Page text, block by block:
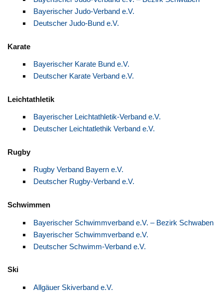
Bayerischer Judo-Verband e.V.
Deutscher Judo-Bund e.V.
Karate
Bayerischer Karate Bund e.V.
Deutscher Karate Verband e.V.
Leichtathletik
Bayerischer Leichtathletik-Verband e.V.
Deutscher Leichtatlethik Verband e.V.
Rugby
Rugby Verband Bayern e.V.
Deutscher Rugby-Verband e.V.
Schwimmen
Bayerischer Schwimmverband e.V. – Bezirk Schwaben
Bayerischer Schwimmverband e.V.
Deutscher Schwimm-Verband e.V.
Ski
Allgäuer Skiverband e.V.